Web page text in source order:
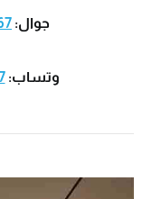
جوال:
وتساب: